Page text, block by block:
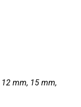
mm, 15 mm,